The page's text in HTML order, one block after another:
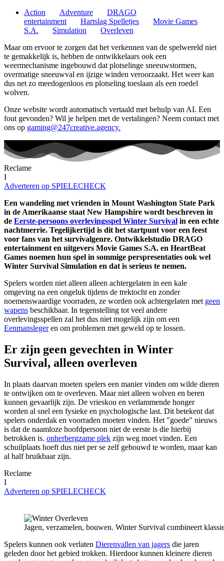
Action
Adventure
DRAGO
entertainment
Hartslag Spelletjes
Movie Games
S.A.
Simulation
Overleven
Maar om ervoor te zorgen dat het verkennen van de spelwereld niet
te gemakkelijk is, hebben de ontwikkelaars ook een
weermechanisme ingebouwd dat plotselinge sneeuwstormen,
overmatige sneeuwval en ijzige winden veroorzaakt. Het weer kan
dus net zo meedogenloos en plotseling toeslaan als een roedel
wolven.
Onze website wordt automatisch vertaald met behulp van AI. Een
fout gevonden? Wil je helpen met de vertalingen? Neem contact met
ons op gaming@247creative.agency.
Reclame
I
Adverteren op SPIELECHECK
Een wandeling met vrienden in Mount Washington State Park
in de Amerikaanse staat New Hampshire wordt beschreven in
de Eerste-persoons overlevingsspel Winter Survival in een echte
nachtmerrie. Tegelijkertijd is dit het startpunt voor een feest
voor fans van het survivalgenre. Ontwikkelstudio DRAGO
entertainment en uitgevers Movie Games S.A. en HeartBeat
Games noemen hun spel in sommige perspresentaties ook wel
Winter Survival Simulation en dat is serieus te nemen.
Spelers worden niet alleen alleen achtergelaten in een kale
omgeving na een ongeluk tijdens de trektocht en zonder
noemenswaardige voorraden, ze worden ook achtergelaten met geen
wapens beschikbaar. In tegenstelling tot veel andere
overlevingsspellen zal het dus niet mogelijk zijn om een
Eenmanslegeren om problemen met geweld op te lossen.
Er zijn geen gevechten in Winter
Survival, alleen overleven
In plaats daarvan moeten spelers een manier vinden om wilde dieren
te ontwijken om te overleven. Maar niet alleen wolven en beren
kunnen gevaarlijk zijn. De vrieskou en verlammende honger
worden al snel een fysieke en psychologische last. Dit betekent dat
spelers onderdak en voorraden moeten vinden. Het "goede" nieuws
is dat de naamloze hoofdpersoon niet de eerste is die hierbij
betrokken is. onherbergzame plek zijn weg moet vinden. Een
schuilplaats hoeft dus niet per se zelf gebouwd te worden, maar kan
al half bruikbaar zijn.
Reclame
I
Adverteren op SPIELECHECK
Jagen, verzamelen, bouwen. Winter Survival combineert
Spelers kunnen ook verlaten Dierenvallen van jagers die jaren
geleden door het gebied trokken. Hierdoor kunnen kleinere dieren